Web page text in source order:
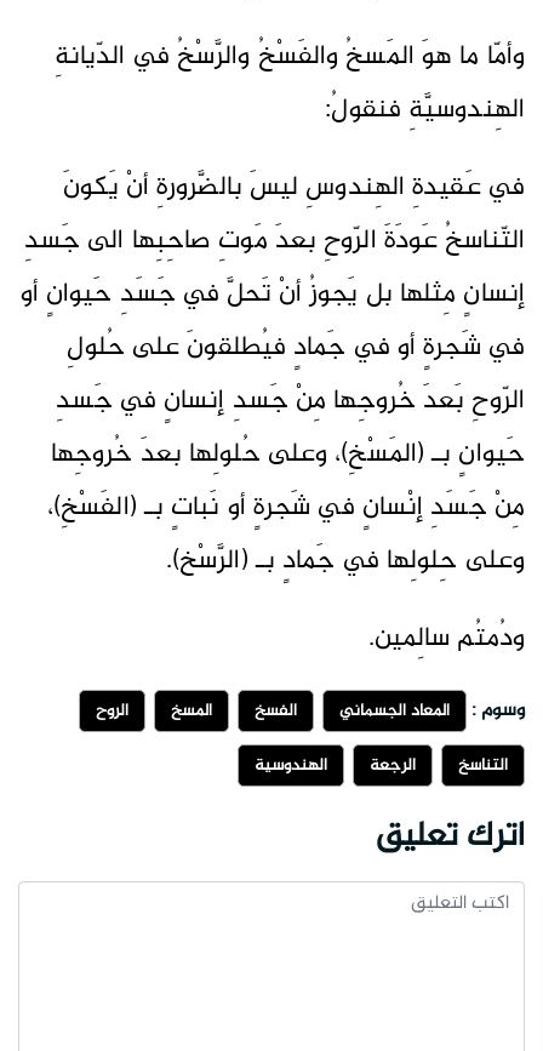
وأمّا ما هوَ المَسخُ والفَسْخُ والرَّسْخُ في الدّيانةِ
الهِندوسيَّةِ فنقولُ:
في عَقيدةِ الهِندوسِ ليسَ بالضَّرورةِ أنْ يَكونَ
التّناسخُ عَودَةَ الرّوحِ بعدَ مَوتِ صاحِبِها الى جَسدِ
إنسانٍ مِثلها بل يَجوزُ أنْ تَحلَّ في جَسَدِ حَيوانٍ أو
في شَجرةٍ أو في جَمادٍ فيُطلقونَ على حُلولِ
الرّوحِ بَعدَ خُروجِها مِنْ جَسدِ إنسانٍ في جَسدِ
حَيوانٍ بـ (المَسْخِ)، وعلى حُلولِها بعدَ خُروجِها
مِنْ جَسَدِ إنْسانٍ في شَجرةٍ أو نَباتٍ بـ (الفَسْخِ)،
وعلى حِلولِها في جَمادٍ بـ (الرَّسْخ).
ودُمتُم سالِمين.
وسوم : المعاد الجسماني الفسخ المسخ
الروح
التناسخ
الرجعة الهندوسية
اترك تعليق